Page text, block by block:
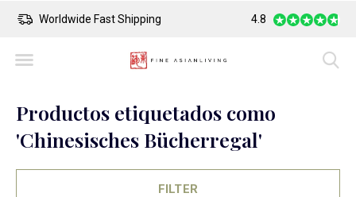
Worldwide Fast Shipping Safe Payment
4.8
Productos etiquetados como
'Chinesisches Bücherregal'
FILTER